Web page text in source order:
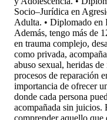
Socio–Jurídica en
Adulta. • Diplomado en
Además, tengo más de
en trauma complejo,
como privada,
abuso sexual, heridas
procesos de reparación
importancia de ofrecer
donde cada persona
acompañada sin juicios.
comprender aquello que